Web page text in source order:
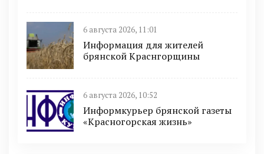
6 августа 2026, 11:01
Информация для жителей
брянской Краснгорщины
6 августа 2026, 10:52
Информкурьер брянской газеты
«Красногорская жизнь»